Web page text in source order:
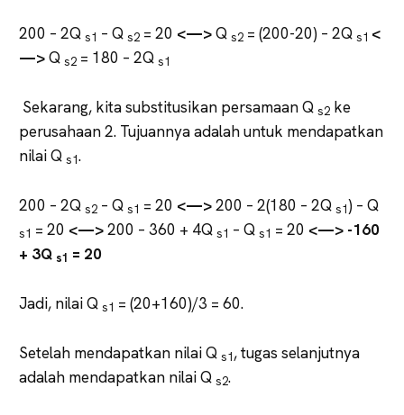
200 – 2Q s1 – Q s2 = 20 <—>Q s2 = (200-20) – 2Q s1 <
—>Q s2 = 180 – 2Q s1
Sekarang, kita substitusikan persamaan Q s2 ke
perusahaan 2. Tujuannya adalah untuk mendapatkan
nilai Q s1.
200 – 2Q s2 – Q s1 = 20 <—>200 – 2(180 – 2Q s1) – Q
s1 = 20 <—>200 – 360 + 4Q s1 – Q s1 = 20 <—> -160
+ 3Q s1 = 20
Jadi, nilai Q s1 = (20+160)/3 = 60.
Setelah mendapatkan nilai Q s1, tugas selanjutnya
adalah mendapatkan nilai Q s2.